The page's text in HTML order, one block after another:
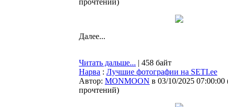
прочтений)
Далее...
Читать дальше... | 458 байт
Нарва : Лучшие фотографии на SETI.ee
Автор: MONMOON в 03/10/2025 07:00:00
прочтений)